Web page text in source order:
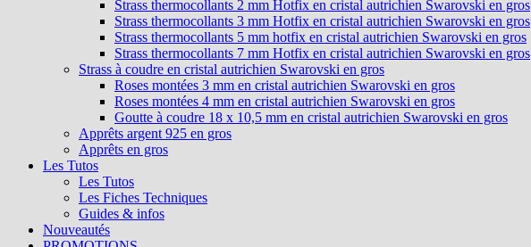
Strass thermocollants 2 mm Hotfix en cristal autrichien Swarovski en gros
Strass thermocollants 3 mm Hotfix en cristal autrichien Swarovski en gros
Strass thermocollants 5 mm hotfix en cristal autrichien Swarovski en gros
Strass thermocollants 7 mm Hotfix en cristal autrichien Swarovski en gros
Strass à coudre en cristal autrichien Swarovski en gros
Roses montées 3 mm en cristal autrichien Swarovski en gros
Roses montées 4 mm en cristal autrichien Swarovski en gros
Goutte à coudre 18 x 10,5 mm en cristal autrichien Swarovski en gros
Apprêts argent 925 en gros
Apprêts en gros
Les Tutos
Les Tutos
Les Fiches Techniques
Guides & infos
Nouveautés